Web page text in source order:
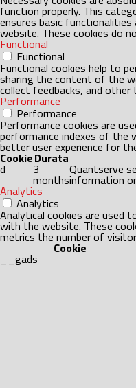
function properly. This
ensures basic
website. These cookies do
Functional
Functional
Functional cookies help to
sharing the content of the
collect feedbacks, and
Performance
Performance
Performance cookies are
performance indexes of the
better user experience for
CookieDurata
d 3
months
Quantserve
information
Analytics
Analytics
Analytical cookies are used
with the website. These
metrics the number of
Cookie
__gads